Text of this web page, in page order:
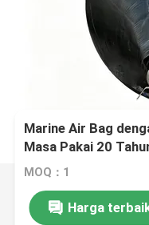
Marine Air Bag
Masa Pakai 20
0,25 MPA untuk
MOQ：1
Harga